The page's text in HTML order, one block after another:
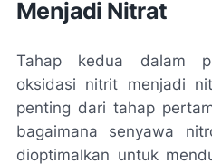
Menjadi Nitrat
Tahap kedua dalam
oksidasi nitrit menjadi
penting dari tahap
bagaimana senyawa
dioptimalkan untuk